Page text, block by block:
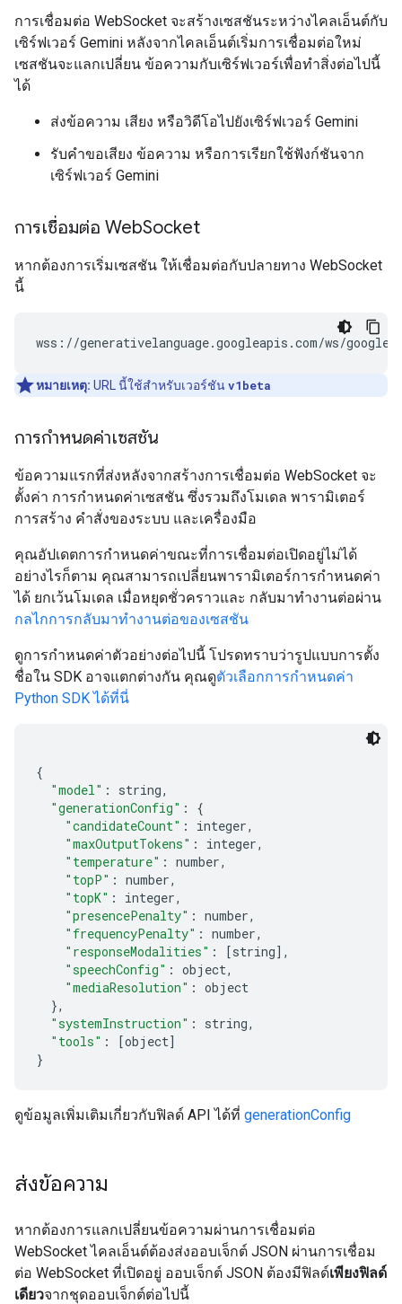
การเชื่อมต่อ WebSocket จะสร้างเซสชันระหว่างไคลเอ็นต์กับ
เซิร์ฟเวอร์ Gemini หลังจากไคลเอ็นต์เริ่มการเชื่อมต่อใหม่
เซสชันจะแลกเปลี่ยน ข้อความกับเซิร์ฟเวอร์เพื่อทำสิ่งต่อไปนี้
ได้
ส่งข้อความ เสียง หรือวิดีโอไปยังเซิร์ฟเวอร์ Gemini
รับคำขอเสียง ข้อความ หรือการเรียกใช้ฟังก์ชันจาก
เซิร์ฟเวอร์ Gemini
การเชื่อมต่อ WebSocket
หากต้องการเริ่มเซสชัน ให้เชื่อมต่อกับปลายทาง WebSocket
นี้
หมายเหตุ: URL นี้ใช้สำหรับเวอร์ชันv1beta
การกำหนดค่าเซสชัน
ข้อความแรกที่ส่งหลังจากสร้างการเชื่อมต่อ WebSocket จะ
ตั้งค่า การกำหนดค่าเซสชัน ซึ่งรวมถึงโมเดล พารามิเตอร์
การสร้าง คำสั่งของระบบ และเครื่องมือ
คุณอัปเดตการกำหนดค่าขณะที่การเชื่อมต่อเปิดอยู่ไม่ได้
อย่างไรก็ตาม คุณสามารถเปลี่ยนพารามิเตอร์การกำหนดค่า
ได้ ยกเว้นโมเดล เมื่อหยุดชั่วคราวและ กลับมาทำงานต่อผ่าน
กลไกการกลับมาทำงานต่อของเซสชัน
ดูการกำหนดค่าตัวอย่างต่อไปนี้ โปรดทราบว่ารูปแบบการตั้ง
ชื่อใน SDK อาจแตกต่างกัน คุณดูตัวเลือกการกำหนดค่า
Python SDK ได้ที่นี่
{
"model" : string,
"generationConfig" :
{
"candidateCount" : integer,
"maxOutputTokens" : integer,
"temperature" : number,
"topP" : number,
"topK" : integer,
"presencePenalty" : number,
"frequencyPenalty" : number,
"responseModalities" : [string],
"speechConfig" : object,
"mediaResolution" : object
},
"systemInstruction" : string,
"tools" : [object]
}
ดูข้อมูลเพิ่มเติมเกี่ยวกับฟิลด์ API ได้ที่ generationConfig
ส่งข้อความ
หากต้องการแลกเปลี่ยนข้อความผ่านการเชื่อมต่อ
WebSocket ไคลเอ็นต์ต้องส่งออบเจ็กต์ JSON ผ่านการเชื่อม
ต่อ WebSocket ที่เปิดอยู่ ออบเจ็กต์ JSON ต้องมีฟิลด์เพียงฟิลด์
เดียวจากชุดออบเจ็กต์ต่อไปนี้